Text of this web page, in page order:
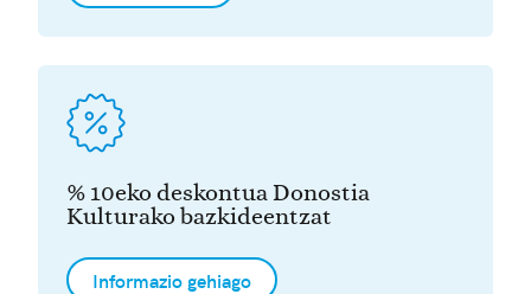
% 10eko deskontua Donostia
Kulturako bazkideentzat
Informazio gehiago